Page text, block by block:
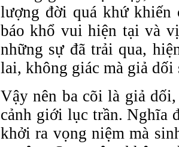
lượng đời quá khứ khiến
báo khổ vui hiện tại và
những sự đã trải qua,
lai, không giác mà giả dối
Vậy nên ba cõi là giả
cảnh giới lục trần. Nghĩa
khởi ra vọng niệm mà